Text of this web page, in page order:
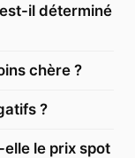
il déterminé
chère ?
?
le prix spot